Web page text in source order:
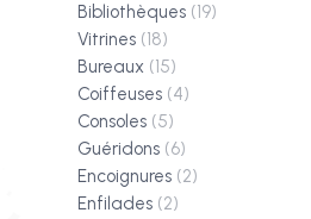
Bibliothèques (19)
Vitrines (18)
Bureaux (15)
Coiffeuses (4)
Consoles (5)
Guéridons (6)
Encoignures (2)
Enfilades (2)